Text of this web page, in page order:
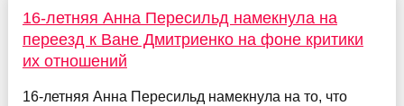
16-летняя Анна Пересильд намекнула на
переезд к Ване Дмитриенко на фоне критики
их отношений
16-летняя Анна Пересильд намекнула на то, что